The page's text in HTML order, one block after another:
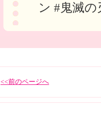
ン #鬼滅の
<<前のページへ